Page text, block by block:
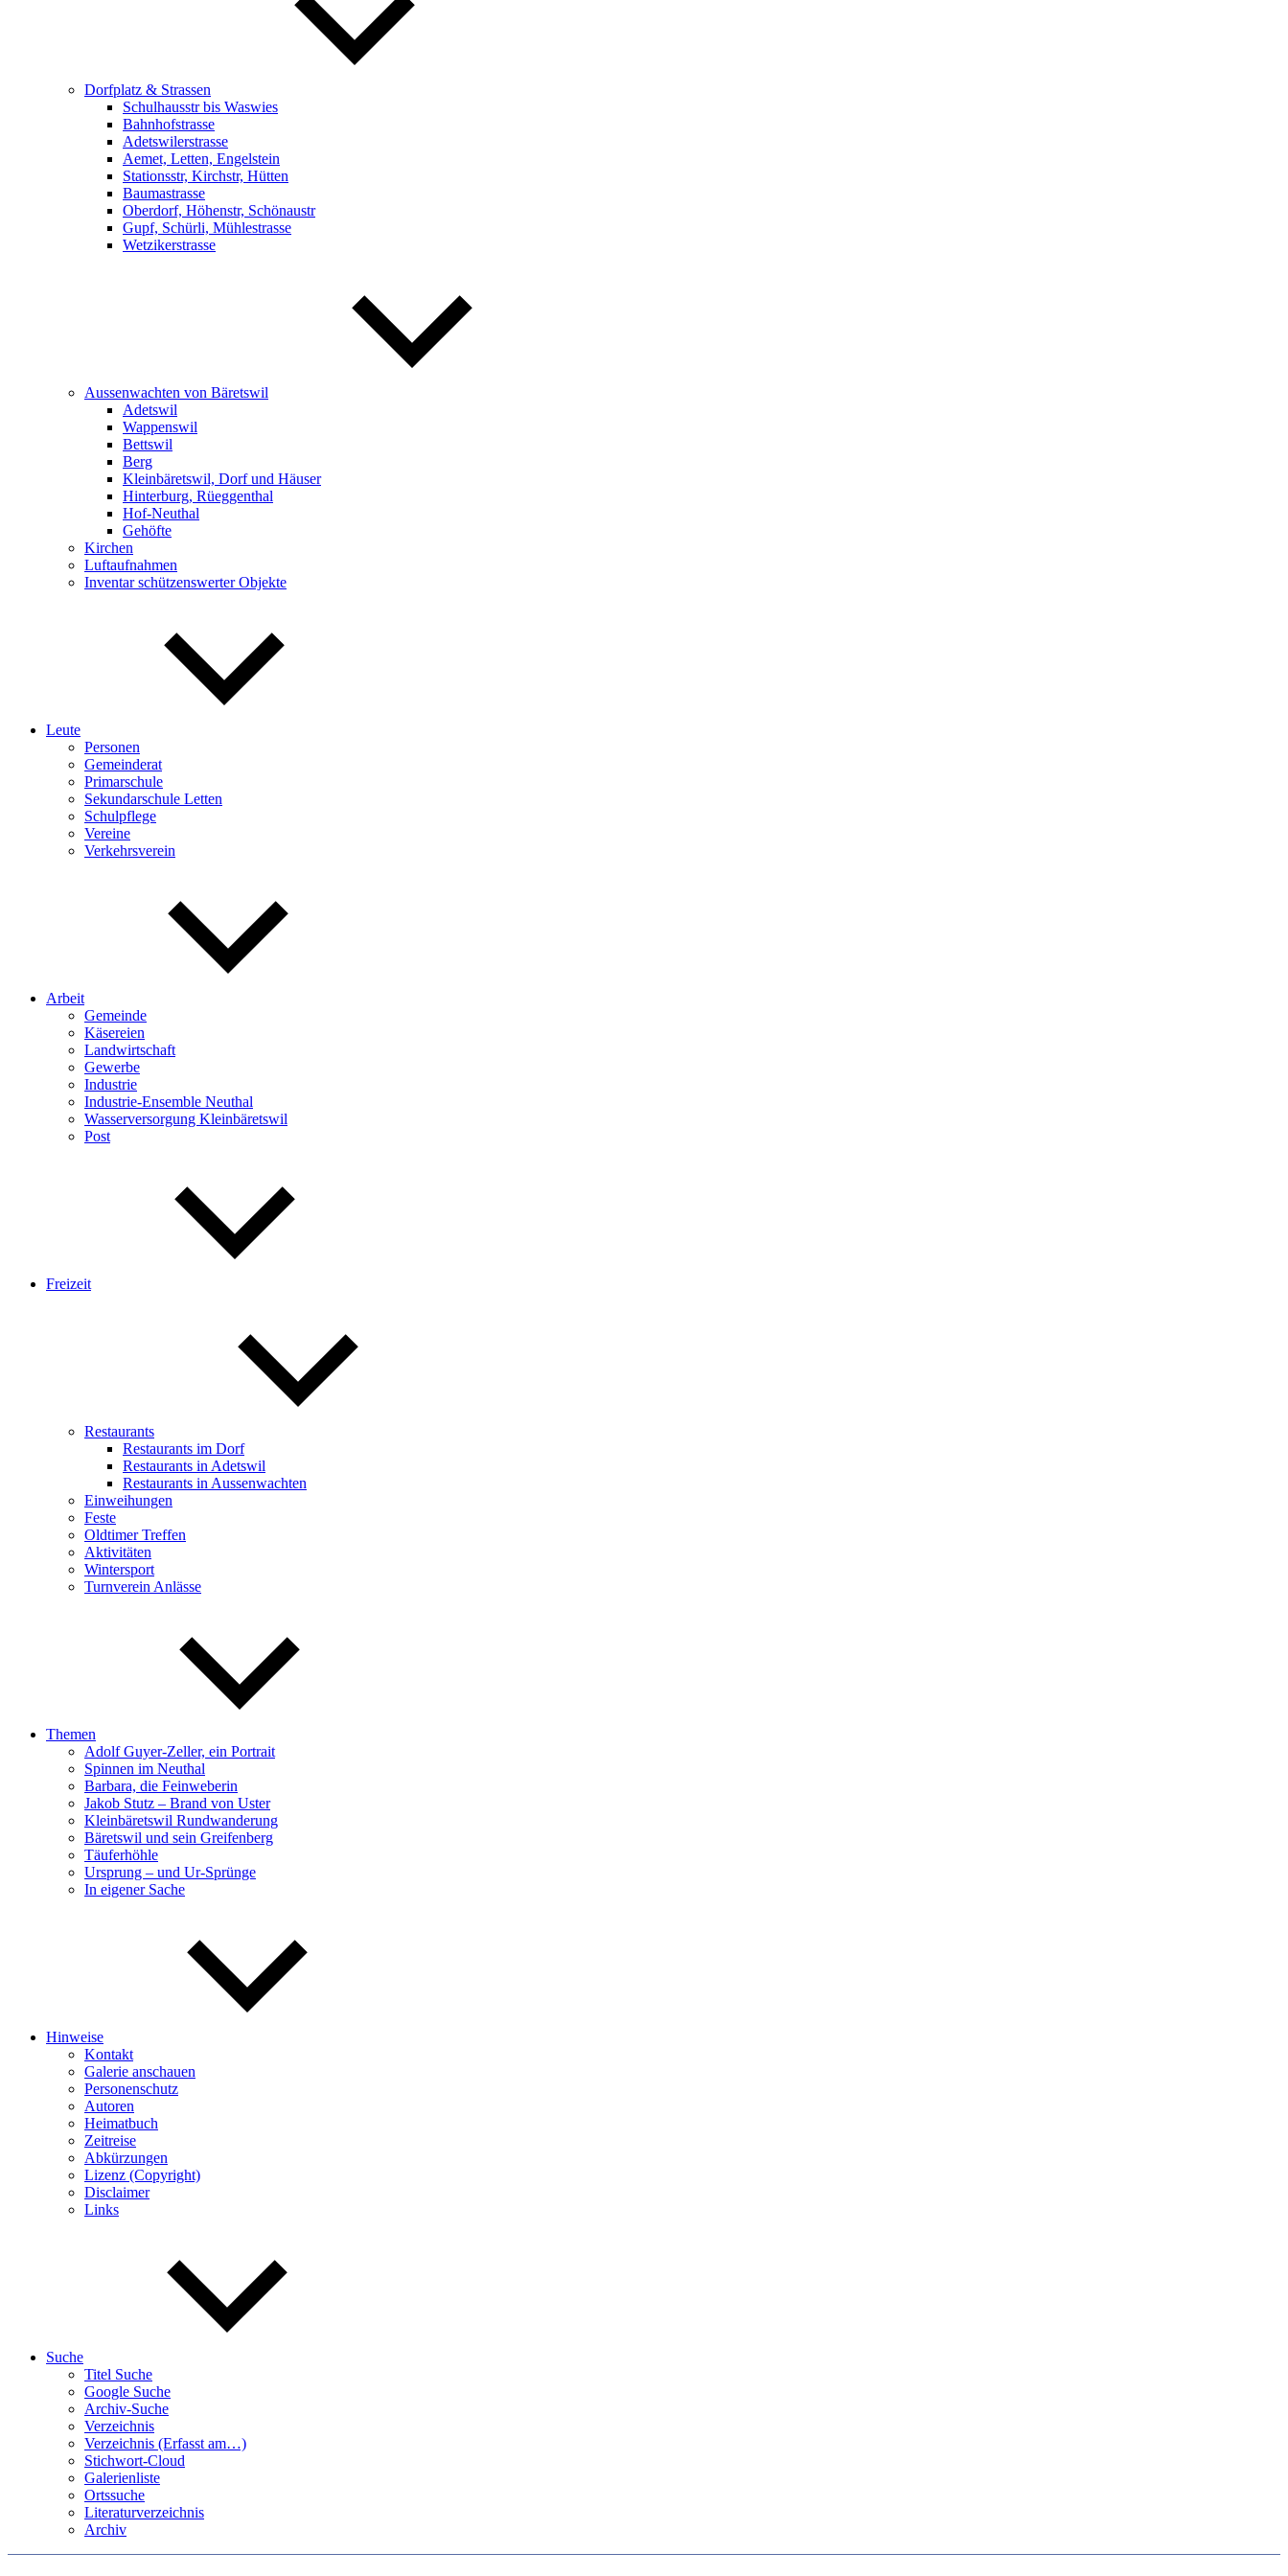
Dorfplatz & Strassen
Schulhausstr bis Waswies
Bahnhofstrasse
Adetswilerstrasse
Aemet, Letten, Engelstein
Stationsstr, Kirchstr, Hütten
Baumastrasse
Oberdorf, Höhenstr, Schönaustr
Gupf, Schürli, Mühlestrasse
Wetzikerstrasse
Aussenwachten von Bäretswil
Adetswil
Wappenswil
Bettswil
Berg
Kleinbäretswil, Dorf und Häuser
Hinterburg, Rüeggenthal
Hof-Neuthal
Gehöfte
Kirchen
Luftaufnahmen
Inventar schützenswerter Objekte
Leute
Personen
Gemeinderat
Primarschule
Sekundarschule Letten
Schulpflege
Vereine
Verkehrsverein
Arbeit
Gemeinde
Käsereien
Landwirtschaft
Gewerbe
Industrie
Industrie-Ensemble Neuthal
Wasserversorgung Kleinbäretswil
Post
Freizeit
Restaurants
Restaurants im Dorf
Restaurants in Adetswil
Restaurants in Aussenwachten
Einweihungen
Feste
Oldtimer Treffen
Aktivitäten
Wintersport
Turnverein Anlässe
Themen
Adolf Guyer-Zeller, ein Portrait
Spinnen im Neuthal
Barbara, die Feinweberin
Jakob Stutz – Brand von Uster
Kleinbäretswil Rundwanderung
Bäretswil und sein Greifenberg
Täuferhöhle
Ursprung – und Ur-Sprünge
In eigener Sache
Hinweise
Kontakt
Galerie anschauen
Personenschutz
Autoren
Heimatbuch
Zeitreise
Abkürzungen
Lizenz (Copyright)
Disclaimer
Links
Suche
Titel Suche
Google Suche
Archiv-Suche
Verzeichnis
Verzeichnis (Erfasst am…)
Stichwort-Cloud
Galerienliste
Ortssuche
Literaturverzeichnis
Archiv